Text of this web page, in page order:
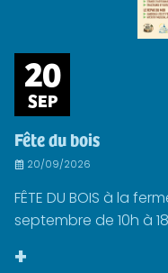
20
SEP
Fête du bois
20/09/2026
FÊTE DU BOIS à la
septembre de 10h à
+